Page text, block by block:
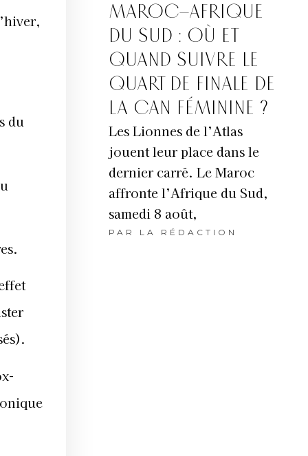
du
MAROC–AFRIQUE
DU SUD : OÙ ET
QUAND SUIVRE LE
QUART DE FINALE DE
LA CAN FÉMININE ?
Les Lionnes de l’Atlas
jouent leur place dans le
dernier carré. Le Maroc
affronte l’Afrique du Sud,
samedi 8 août,
PAR LA RÉDACTION